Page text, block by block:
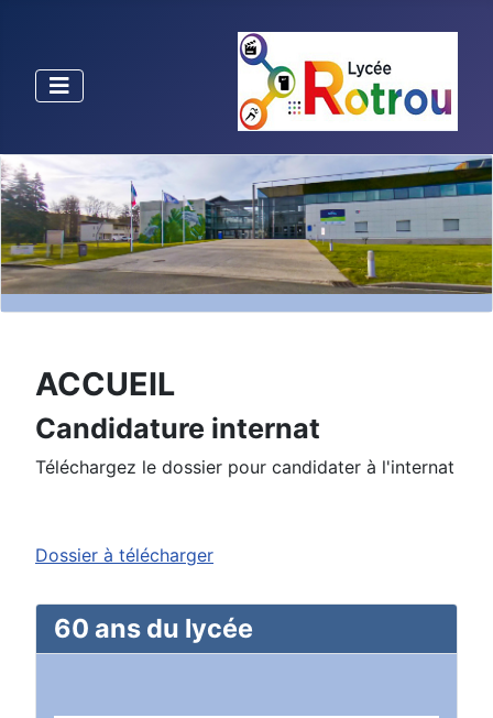
ACCUEIL
Candidature internat
Téléchargez le dossier pour candidater à l'internat
Dossier à télécharger
60 ans du lycée